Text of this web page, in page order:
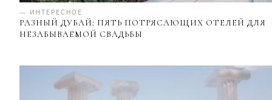
— ИНТЕРЕСНОЕ
РАЗНЫЙ ДУБАЙ: ПЯТЬ ПОТРЯСАЮЩИХ ОТЕЛЕЙ ДЛЯ
НЕЗАБЫВАЕМОЙ СВАДЬБЫ